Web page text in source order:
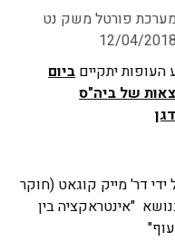
פורטל משק נט
12/04/2018
העופות יתקייםביום
ההרצאות של ביה"ס
דר' מייק קוגאט (חוקר
"אינטראקציה בין